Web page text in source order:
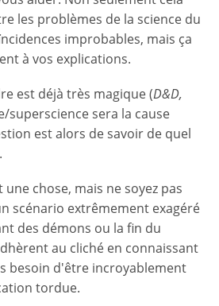
les problèmes de la science du
improbables, mais ça
à vos explications.
est déjà très magique (D&D,
superscience sera la cause
est alors de savoir de quel
chose, mais ne soyez pas
scénario extrêmement exagéré
des démons ou la fin du
au cliché en connaissant
besoin d'être incroyablement
tordue.